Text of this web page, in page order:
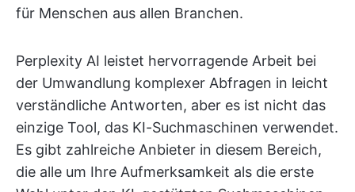
für Menschen aus allen Branchen.
Perplexity AI leistet hervorragende Arbeit bei
der Umwandlung komplexer Abfragen in leicht
verständliche Antworten, aber es ist nicht das
einzige Tool, das KI-Suchmaschinen verwendet.
Es gibt zahlreiche Anbieter in diesem Bereich,
die alle um Ihre Aufmerksamkeit als die erste